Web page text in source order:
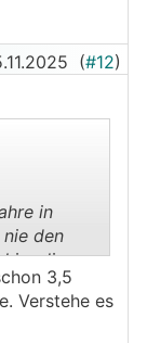
(#12)
in
den
hier die
er
Bei
3,5
Verstehe es